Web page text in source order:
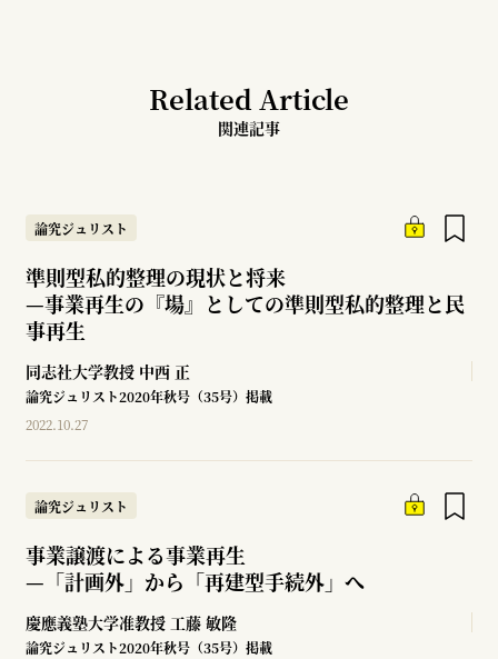
Related Article
関連記事
論究ジュリスト
準則型私的整理の現状と将来
—事業再生の『場』としての準則型私的整理と民
事再生
同志社大学教授 中西 正
論究ジュリスト2020年秋号（35号）掲載
2022.10.27
論究ジュリスト
事業譲渡による事業再生
— 「計画外」から「再建型手続外」へ
慶應義塾大学准教授 工藤 敏隆
論究ジュリスト2020年秋号（35号）掲載